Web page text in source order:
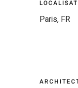
Paris, FR